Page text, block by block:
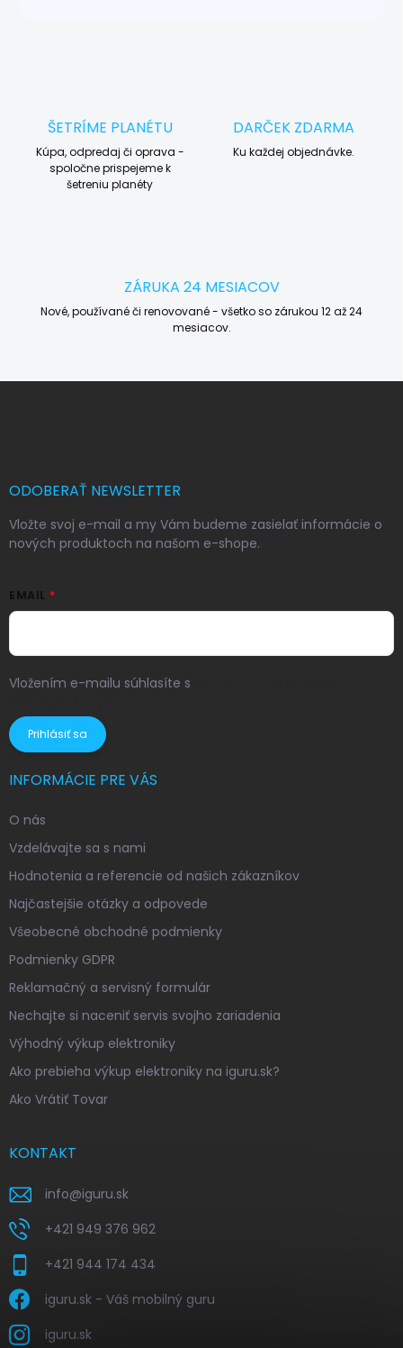
ŠETRÍME PLANÉTU
Kúpa, odpredaj či oprava -
spoločne prispejeme k
šetreniu planéty
DARČEK ZDARMA
Ku každej objednávke.
ZÁRUKA 24 MESIACOV
Nové, používané či renovované - všetko so zárukou 12 až 24
mesiacov.
ODOBERAŤ NEWSLETTER
Vložte svoj e-mail a my Vám budeme zasielať informácie o
nových produktoch na našom e-shope.
EMAIL
Vložením e-mailu súhlasíte s
Prihlásiť sa
INFORMÁCIE PRE VÁS
O nás
Vzdelávajte sa s nami
Hodnotenia a referencie od našich zákazníkov
Najčastejšie otázky a odpovede
Všeobecné obchodné podmienky
Podmienky GDPR
Reklamačný a servisný formulár
Nechajte si naceniť servis svojho zariadenia
Výhodný výkup elektroniky
Ako prebieha výkup elektroniky na iguru.sk?
Ako Vrátiť Tovar
KONTAKT
info@iguru.sk
+421 949 376 962
+421 944 174 434
iguru.sk - Váš mobilný guru
iguru.sk